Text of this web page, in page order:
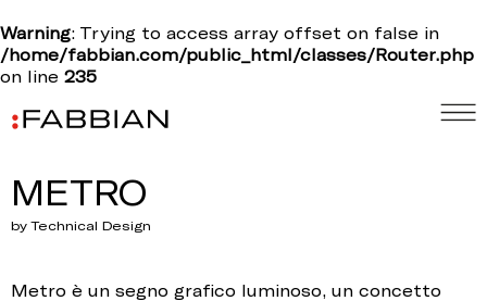
Warning: Trying to access array offset on false in
/home/fabbian.com/public_html/classes/Router.php
on line 235
METRO
by Technical Design
Metro è un segno grafico luminoso, un concetto